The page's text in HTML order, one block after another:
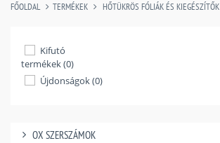
FŐOLDAL TERMÉKEK HŐTÜKRÖS FÓLIÁK ÉS KIEGÉSZÍTŐK
Kifutó
termékek (0)
Újdonságok (0)
OX SZERSZÁMOK